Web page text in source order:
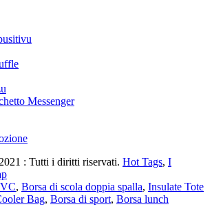
Messenger
: Tutti i diritti riservati. Hot Tags, I
, Borsa di scola doppia spalla, Insulate Tote
Bag, Borsa di sport, Borsa lunch